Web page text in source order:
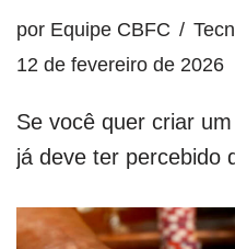
por Equipe CBFC
12 de fevereiro de 2026
Se você quer criar
já deve ter percebido